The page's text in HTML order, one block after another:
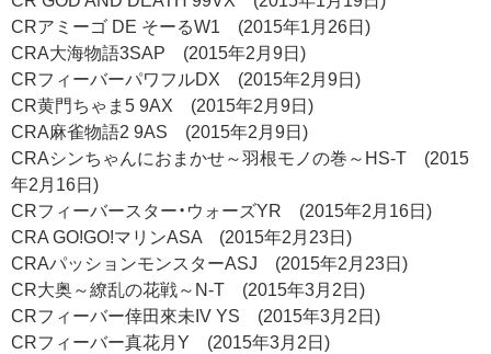
CRアミーゴ DE そーるW1 (2015年1月26日)
CRA大海物語3SAP (2015年2月9日)
CRフィーバーパワフルDX (2015年2月9日)
CR黄門ちゃま5 9AX (2015年2月9日)
CRA麻雀物語2 9AS (2015年2月9日)
CRAシンちゃんにおまかせ～羽根モノの巻～HS-T (2015
年2月16日)
CRフィーバースター・ウォーズYR (2015年2月16日)
CRA GO!GO!マリンASA (2015年2月23日)
CRAパッションモンスターASJ (2015年2月23日)
CR大奥～繚乱の花戦～N-T (2015年3月2日)
CRフィーバー倖田來未IV YS (2015年3月2日)
CRフィーバー真花月Y (2015年3月2日)